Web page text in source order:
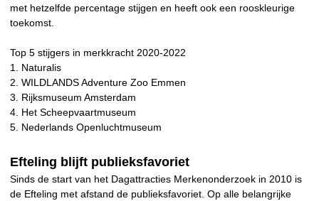
met hetzelfde percentage stijgen en heeft ook een rooskleurige
toekomst.
Top 5 stijgers in merkkracht 2020-2022
1. Naturalis
2. WILDLANDS Adventure Zoo Emmen
3. Rijksmuseum Amsterdam
4. Het Scheepvaartmuseum
5. Nederlands Openluchtmuseum
Efteling blijft publieksfavoriet
Sinds de start van het Dagattracties Merkenonderzoek in 2010 is
de Efteling met afstand de publieksfavoriet. Op alle belangrijke